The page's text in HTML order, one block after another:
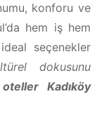
konforu ve
hem iş hem
seçenekler
dokusunu
Kadıköy